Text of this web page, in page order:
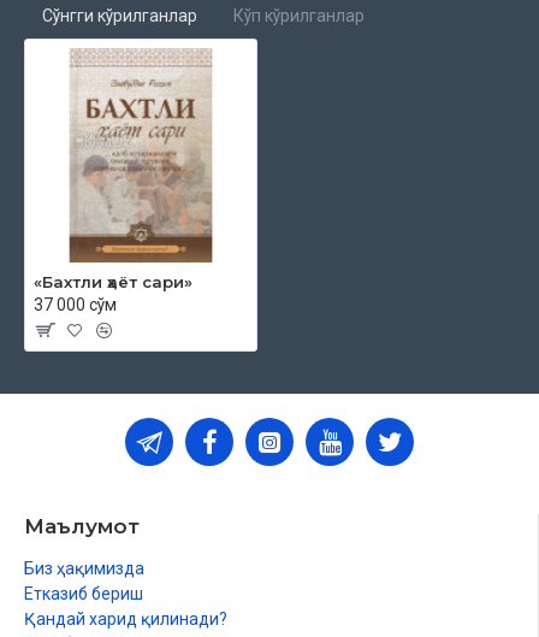
Сўнгги кўрилганлар Кўп кўрилганлар
«Бахтли ҳаёт сари»
37 000 сўм
Маълумот
Биз ҳақимизда
Етказиб бериш
Қандай харид қилинади?